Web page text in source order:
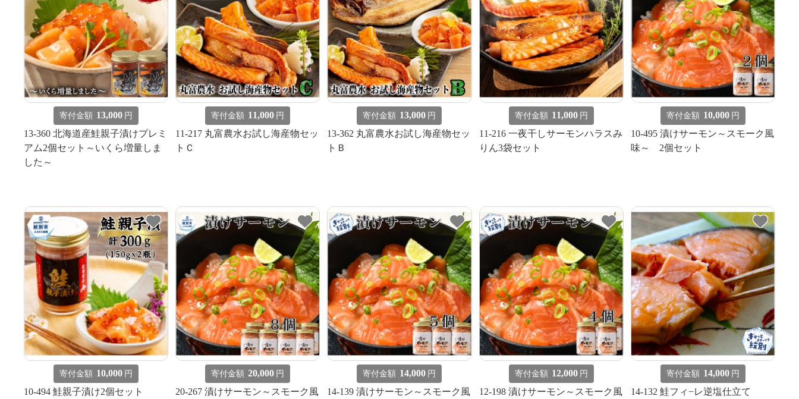
寄付金額 13,000 円
13-360 北海道産鮭親子漬けプレミ
アム2個セット～いくら増量しま
した～
寄付金額 11,000 円
11-217 丸富農水お試し海産物セッ
トＣ
寄付金額 13,000 円
13-362 丸富農水お試し海産物セッ
トＢ
寄付金額 11,000 円
11-216 一夜干しサーモンハラスみ
りん3袋セット
寄付金額 10,000 円
10-495 漬けサーモン～スモーク風
味～ 2個セット
寄付金額 10,000 円
10-494 鮭親子漬け2個セット
寄付金額 20,000 円
20-267 漬けサーモン～スモーク風
寄付金額 14,000 円
14-139 漬けサーモン～スモーク風
寄付金額 12,000 円
12-198 漬けサーモン～スモーク風
寄付金額 14,000 円
14-132 鮭フィ−レ逆塩仕立て